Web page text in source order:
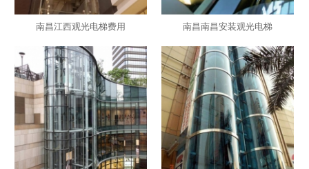
南昌江西观光电梯费用 南昌南昌安装观光电梯